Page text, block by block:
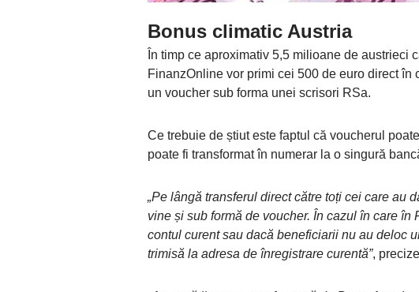
Bonus climatic Austria
În timp ce aproximativ 5,5 milioane de austrieci
FinanzOnline vor primi cei 500 de euro direct
un voucher sub forma unei scrisori RSa.
Ce trebuie de știut este faptul că voucherul
poate fi transformat în numerar la o singură
„Pe lângă transferul direct către toți cei care au
vine și sub formă de voucher. În cazul în care
contul curent sau dacă beneficiarii nu au deloc
trimisă la adresa de înregistrare curentă”,